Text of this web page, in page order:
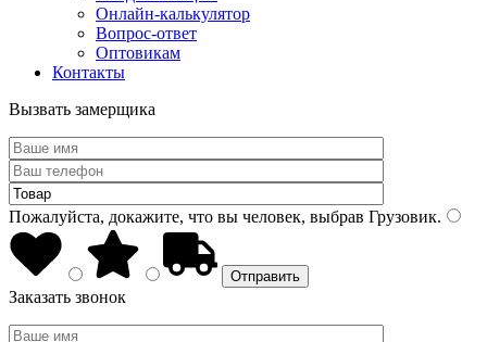
Онлайн-калькулятор
Вопрос-ответ
Оптовикам
Контакты
Вызвать замерщика
Пожалуйста, докажите, что вы человек, выбрав Грузовик.
Заказать звонок